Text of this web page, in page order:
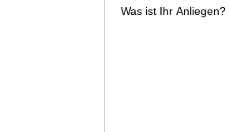
Was ist Ihr Anliegen?